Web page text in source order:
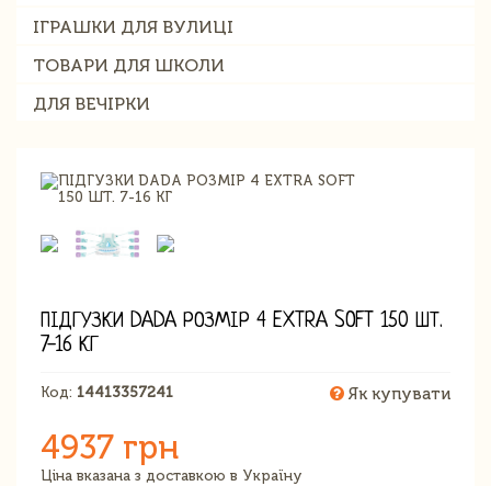
ІГРАШКИ ДЛЯ ВУЛИЦІ
ТОВАРИ ДЛЯ ШКОЛИ
ДЛЯ ВЕЧІРКИ
ПІДГУЗКИ DADA РОЗМІР 4 EXTRA SOFT 150 ШТ.
7-16 КГ
Код: 14413357241 Як купувати
4937 грн
Ціна вказана з доставкою в Україну